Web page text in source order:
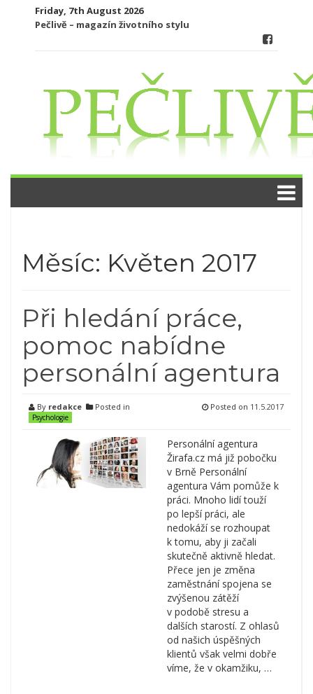
Friday, 7th August 2026
Pečlivě – magazín životního stylu
Měsíc: Květen 2017
Při hledání práce,
pomoc nabídne
personální agentura
By redakce Posted in
Psychologie
Posted on 11.5.2017
Personální agentura
Žirafa.cz má již pobočku
v Brně Personální
agentura Vám pomůže k
práci. Mnoho lidí touží
po lepší práci, ale
nedokáží se rozhoupat
k tomu, aby ji začali
skutečně aktivně hledat.
Přece jen je změna
zaměstnání spojena se
zvýšenou zátěží
v podobě stresu a
dalších starostí. Z ohlasů
od našich úspěšných
klientů však velmi dobře
víme, že v okamžiku, …